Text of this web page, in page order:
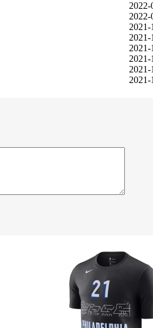
2022-
2022-
2021-
2021-
2021-
2021-
2021-
2021-